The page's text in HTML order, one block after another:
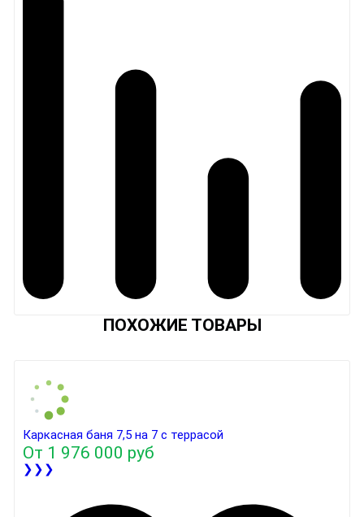
ПОХОЖИЕ ТОВАРЫ
Каркасная баня 7,5 на 7 с террасой
От 1 976 000 руб
❯❯❯